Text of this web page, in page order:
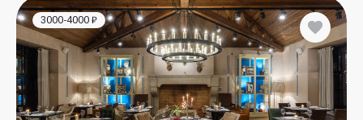
3000-4000 ₽